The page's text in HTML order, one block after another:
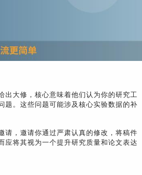
出大修，核心意味着他们认为你的研究工
题。这些问题可能涉及核心实验数据的补
请，邀请你通过严肃认真的修改，将稿件
应将其视为一个提升研究质量和论文表达